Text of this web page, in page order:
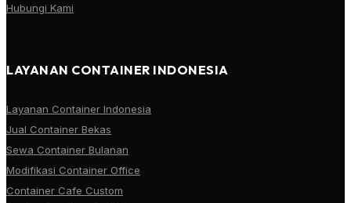
Hubungi Kami
LAYANAN CONTAINER INDONESIA
Layanan Container Indonesia
Jual Container Bekas
Sewa Container Bulanan
Modifikasi Container Office
Container Cafe Custom